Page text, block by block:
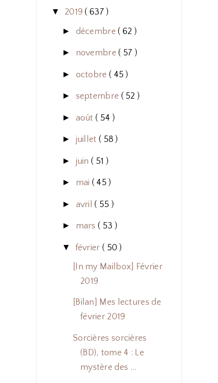
▼ 2019( 637 )
► décembre( 62 )
► novembre( 57 )
► octobre ( 45 )
► septembre ( 52 )
► août ( 54 )
► juillet ( 58 )
► juin ( 51 )
► mai ( 45 )
► avril( 55 )
► mars ( 53 )
▼ février ( 50 )
[In my Mailbox] Février
2019
[Bilan] Mes lectures de
février 2019
Sorcières sorcières
(BD), tome 4 : Le
mystère des ...